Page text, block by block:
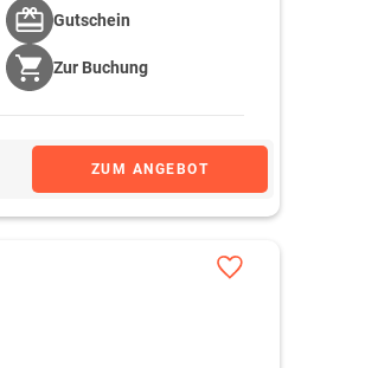
ZUM ANGEBOT
Gutschein
Zur Buchung